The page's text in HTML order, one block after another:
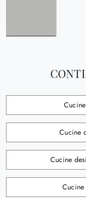
Cucine
Cucine